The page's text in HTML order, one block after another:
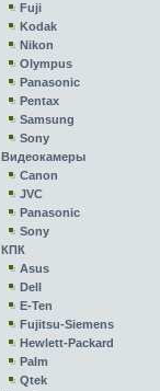
Fuji
Kodak
Nikon
Olympus
Panasonic
Pentax
Samsung
Sony
Видеокамеры
Canon
JVC
Panasonic
Sony
КПК
Asus
Dell
E-Ten
Fujitsu-Siemens
Hewlett-Packard
Palm
Qtek